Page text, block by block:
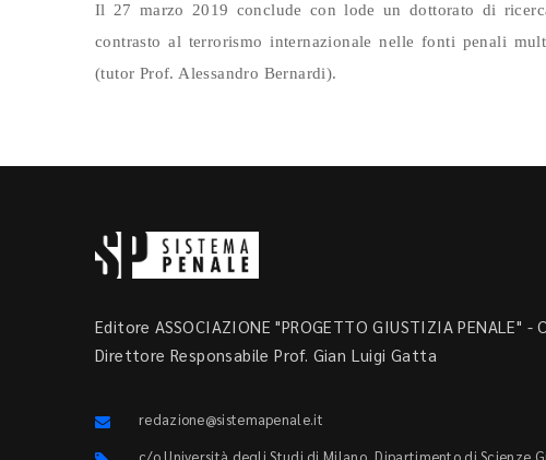
Il 27 marzo 2019 conclude con lode un dottorato di
contrasto al terrorismo internazionale nelle fonti penali
(tutor Prof. Alessandro Bernardi).
Editore ASSOCIAZIONE "PROGETTO GIUSTIZIA PENALE" -
Direttore Responsabile Prof. Gian Luigi Gatta
redazione@sistemapenale.it